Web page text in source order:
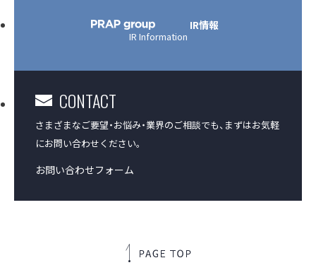
IR情報
IR Information
CONTACT
さまざまなご要望・お悩み・業界のご相談でも、 まずはお気軽
にお問い合わせください。
お問い合わせフォーム